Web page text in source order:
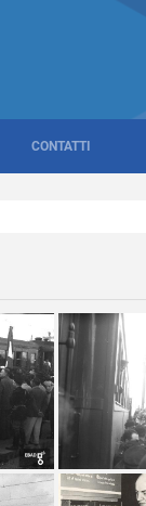
CONTATTI